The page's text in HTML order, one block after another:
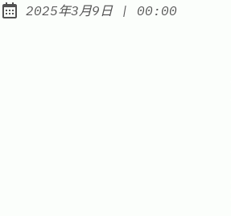
Published:
2025年3月9日| at
00:00